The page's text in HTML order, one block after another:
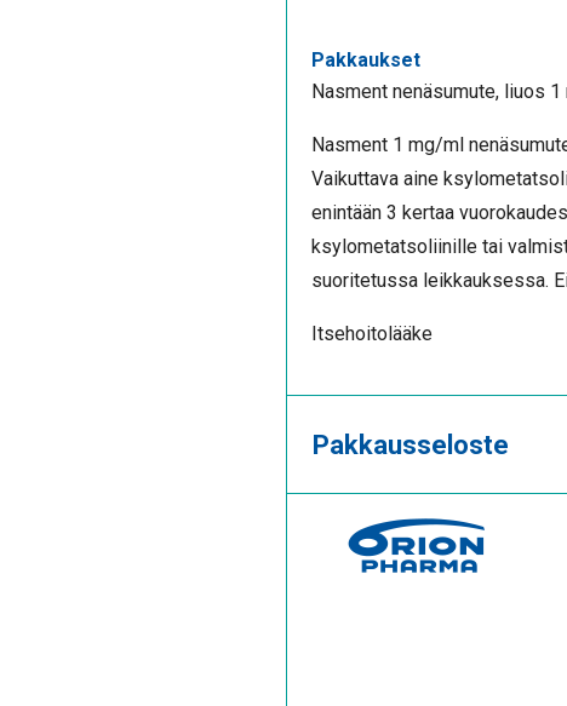
Pakkaukset
Nasment nenäsumute, liuos
Nasment 1 mg/ml
Vaikuttava aine
enintään 3 kertaa
ksylometatsoliinille tai
suoritetussa leikkauksessa.
Itsehoitolääke
Pakkausseloste